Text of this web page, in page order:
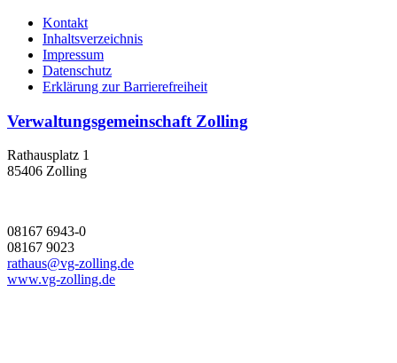
Kontakt
Inhaltsverzeichnis
Impressum
Datenschutz
Erklärung zur Barrierefreiheit
Verwaltungsgemeinschaft Zolling
Rathausplatz 1
85406 Zolling
08167 6943-0
08167 9023
rathaus@vg-zolling.de
www.vg-zolling.de